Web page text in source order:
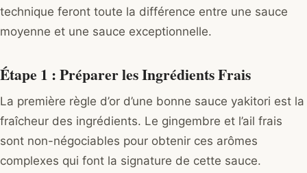
technique feront toute la différence entre une sauce
moyenne et une sauce exceptionnelle.
Étape 1 : Préparer les Ingrédients Frais
La première règle d’or d’une bonne sauce yakitori est la
fraîcheur des ingrédients. Le gingembre et l’ail frais
sont non-négociables pour obtenir ces arômes
complexes qui font la signature de cette sauce.